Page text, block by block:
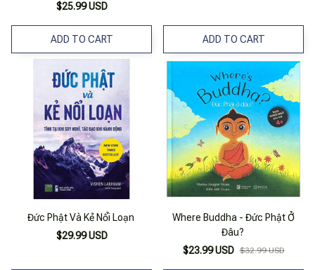
$25.99 USD
ADD TO CART ADD TO CART
Đức Phật Và Kẻ Nổi Loạn
$29.99 USD
Where Buddha - Đức Phật Ở
Đâu?
$23.99 USD $32.99 USD